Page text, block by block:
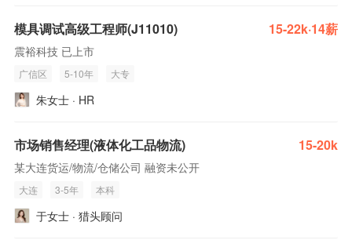
模具调试高级工程师(J11010) 15-22k·14薪
震裕科技 已上市
广信区 5-10年 大专
朱女士 · HR
市场销售经理(液体化工品物流) 15-20k
某大连货运/物流/仓储公司 融资未公开
大连 3-5年 本科
于女士 · 猎头顾问